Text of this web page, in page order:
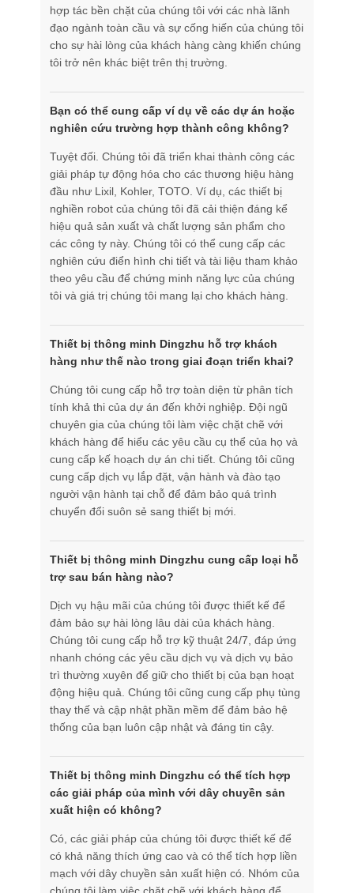
hợp tác bền chặt của chúng tôi với các nhà lãnh
đạo ngành toàn cầu và sự cống hiến của chúng tôi
cho sự hài lòng của khách hàng càng khiến chúng
tôi trở nên khác biệt trên thị trường.
Bạn có thể cung cấp ví dụ về các dự án hoặc
nghiên cứu trường hợp thành công không?
Tuyệt đối. Chúng tôi đã triển khai thành công các
giải pháp tự động hóa cho các thương hiệu hàng
đầu như Lixil, Kohler, TOTO. Ví dụ, các thiết bị
nghiền robot của chúng tôi đã cải thiện đáng kể
hiệu quả sản xuất và chất lượng sản phẩm cho
các công ty này. Chúng tôi có thể cung cấp các
nghiên cứu điển hình chi tiết và tài liệu tham khảo
theo yêu cầu để chứng minh năng lực của chúng
tôi và giá trị chúng tôi mang lại cho khách hàng.
Thiết bị thông minh Dingzhu hỗ trợ khách
hàng như thế nào trong giai đoạn triển khai?
Chúng tôi cung cấp hỗ trợ toàn diện từ phân tích
tính khả thi của dự án đến khởi nghiệp. Đội ngũ
chuyên gia của chúng tôi làm việc chặt chẽ với
khách hàng để hiểu các yêu cầu cụ thể của họ và
cung cấp kế hoạch dự án chi tiết. Chúng tôi cũng
cung cấp dịch vụ lắp đặt, vận hành và đào tạo
người vận hành tại chỗ để đảm bảo quá trình
chuyển đổi suôn sẻ sang thiết bị mới.
Thiết bị thông minh Dingzhu cung cấp loại hỗ
trợ sau bán hàng nào?
Dịch vụ hậu mãi của chúng tôi được thiết kế để
đảm bảo sự hài lòng lâu dài của khách hàng.
Chúng tôi cung cấp hỗ trợ kỹ thuật 24/7, đáp ứng
nhanh chóng các yêu cầu dịch vụ và dịch vụ bảo
trì thường xuyên để giữ cho thiết bị của bạn hoạt
động hiệu quả. Chúng tôi cũng cung cấp phụ tùng
thay thế và cập nhật phần mềm để đảm bảo hệ
thống của bạn luôn cập nhật và đáng tin cậy.
Thiết bị thông minh Dingzhu có thể tích hợp
các giải pháp của mình với dây chuyền sản
xuất hiện có không?
Có, các giải pháp của chúng tôi được thiết kế để
có khả năng thích ứng cao và có thể tích hợp liền
mạch với dây chuyền sản xuất hiện có. Nhóm của